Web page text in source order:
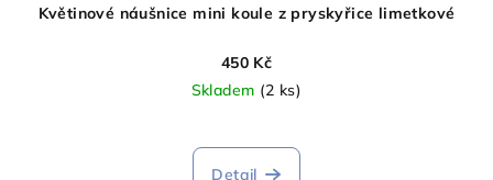
Květinové náušnice mini koule z pryskyřice limetkové
450 Kč
Skladem (2 ks)
Detail